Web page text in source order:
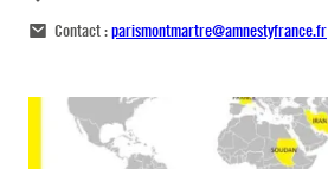
Contact :parismontmartre@amnestyfrance.fr